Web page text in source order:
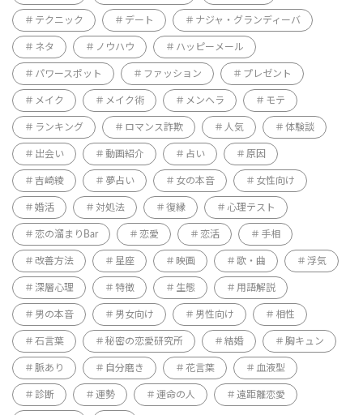
テクニック デート ナジャ・グランディーバ
ネタ ノウハウ ハッピーメール
パワースポット ファッション プレゼント
メイク メイク術 メンヘラ モテ
ランキング ロマンス詐欺 人気 体験談
出会い 動画紹介 占い 原因
吉崎綾 夢占い 女の本音 女性向け
婚活 対処法 復縁 心理テスト
恋の溜まりBar 恋愛 恋活 手相
改善方法 星座 映画 歌・曲 浮気
深層心理 特徴 生態 用語解説
男の本音 男女向け 男性向け 相性
石言葉 秘密の恋愛研究所 結婚 胸キュン
脈あり 自分磨き 花言葉 血液型
診断 運勢 運命の人 遠距離恋愛